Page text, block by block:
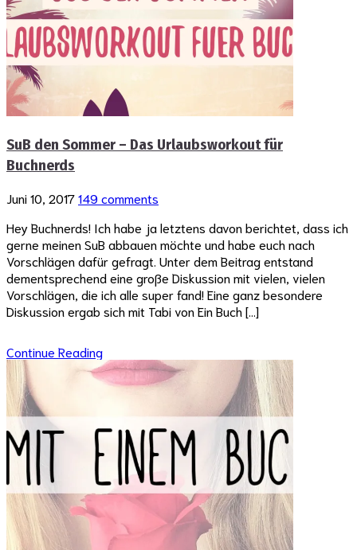
SuB den Sommer – Das Urlaubsworkout für
Buchnerds
Juni 10, 2017149 comments
Hey Buchnerds! Ich habe ja letztens davon berichtet, dass ich
gerne meinen SuB abbauen möchte und habe euch nach
Vorschlägen dafür gefragt. Unter dem Beitrag entstand
dementsprechend eine große Diskussion mit vielen, vielen
Vorschlägen, die ich alle super fand! Eine ganz besondere
Diskussion ergab sich mit Tabi von Ein Buch […]
Continue Reading